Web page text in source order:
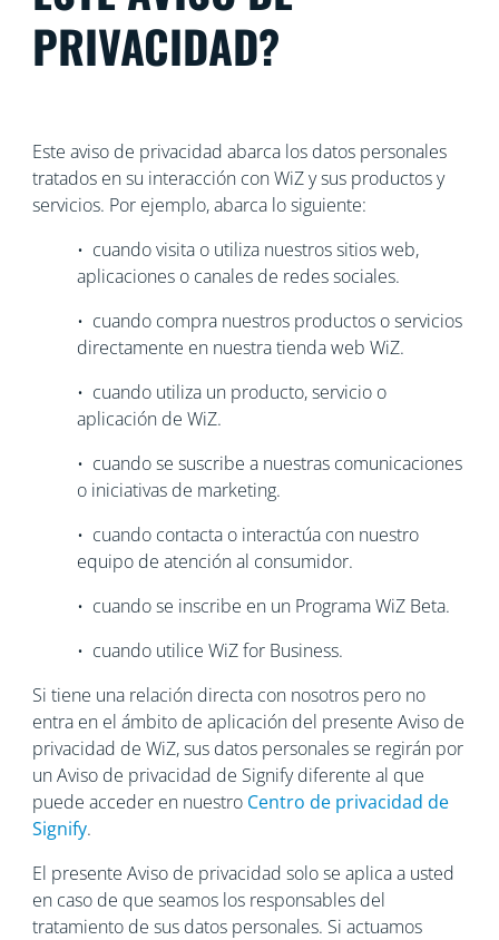
PRIVACIDAD?
Este aviso de privacidad abarca los datos personales
tratados en su interacción con WiZ y sus productos y
servicios. Por ejemplo, abarca lo siguiente:
• cuando visita o utiliza nuestros sitios web,
aplicaciones o canales de redes sociales.
• cuando compra nuestros productos o servicios
directamente en nuestra tienda web WiZ.
• cuando utiliza un producto, servicio o
aplicación de WiZ.
• cuando se suscribe a nuestras comunicaciones
o iniciativas de marketing.
• cuando contacta o interactúa con nuestro
equipo de atención al consumidor.
• cuando se inscribe en un Programa WiZ Beta.
• cuando utilice WiZ for Business.
Si tiene una relación directa con nosotros pero no
entra en el ámbito de aplicación del presente Aviso de
privacidad de WiZ, sus datos personales se regirán por
un Aviso de privacidad de Signify diferente al que
puede acceder en nuestro Centro de privacidad de
Signify.
El presente Aviso de privacidad solo se aplica a usted
en caso de que seamos los responsables del
tratamiento de sus datos personales. Si actuamos